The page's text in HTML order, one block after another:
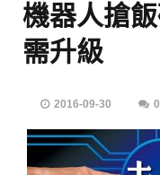
機器人搶
需升級
2016-09-30 0